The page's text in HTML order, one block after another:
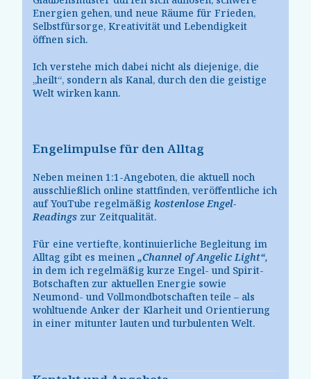
Energien gehen, und neue Räume für Frieden,
Selbstfürsorge, Kreativität und Lebendigkeit
öffnen sich.
Ich verstehe mich dabei nicht als diejenige, die
„heilt“, sondern als Kanal, durch den die geistige
Welt wirken kann.
Engelimpulse für den Alltag
Neben meinen 1:1-Angeboten, die aktuell noch
ausschließlich online stattfinden, veröffentliche ich
auf YouTube regelmäßigkostenlose Engel-
Readings zur Zeitqualität.
Für eine vertiefte, kontinuierliche Begleitung im
Alltag gibt es meinen „Channel of Angelic Light“,
in dem ich regelmäßig kurze Engel- und Spirit-
Botschaften zur aktuellen Energie sowie
Neumond- und Vollmondbotschaften teile – als
wohltuende Anker der Klarheit und Orientierung
in einer mitunter lauten und turbulenten Welt.